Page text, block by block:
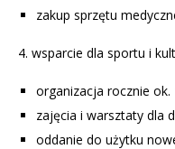
zakup sprzętu
4. wsparcie dla sportu i
organizacja rocznie ok.
zajęcia i warsztaty dla
oddanie do użytku